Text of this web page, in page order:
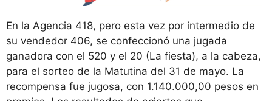
En la Agencia 418, pero esta vez por intermedio de
su vendedor 406, se confeccionó una jugada
ganadora con el 520 y el 20 (La fiesta), a la cabeza,
para el sorteo de la Matutina del 31 de mayo. La
recompensa fue jugosa, con 1.140.000,00 pesos en